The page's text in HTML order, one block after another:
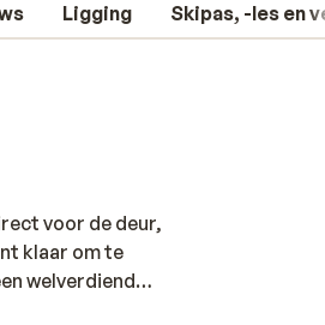
Ligging Skipas, -les en
voor de deur,
klaar om te
welverdiend
heb je de